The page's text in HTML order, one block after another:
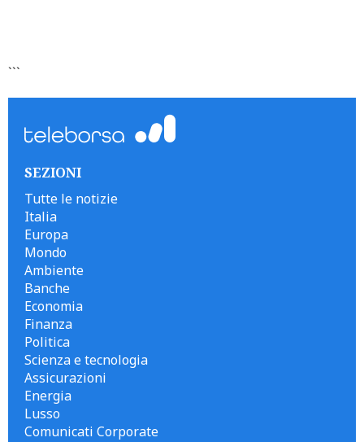
```
SEZIONI
Tutte le notizie
Italia
Europa
Mondo
Ambiente
Banche
Economia
Finanza
Politica
Scienza e tecnologia
Assicurazioni
Energia
Lusso
Comunicati Corporate